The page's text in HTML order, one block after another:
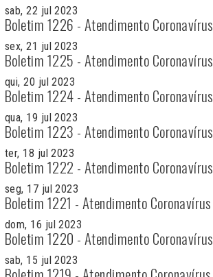
sab, 22 jul 2023
Boletim 1226 - Atendimento Coronavírus
sex, 21 jul 2023
Boletim 1225 - Atendimento Coronavírus
qui, 20 jul 2023
Boletim 1224 - Atendimento Coronavírus
qua, 19 jul 2023
Boletim 1223 - Atendimento Coronavírus
ter, 18 jul 2023
Boletim 1222 - Atendimento Coronavírus
seg, 17 jul 2023
Boletim 1221 - Atendimento Coronavírus
dom, 16 jul 2023
Boletim 1220 - Atendimento Coronavírus
sab, 15 jul 2023